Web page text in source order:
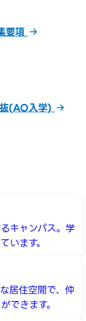
田校）
王子校）
王子校）
田校・八王子
要項
抜(AO入学)
キャンパス。学
います。
居住空間で、仲
できます。